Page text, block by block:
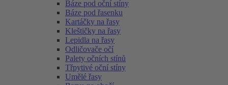
Báze pod oční stíny
Báze pod řasenku
Kartáčky na řasy
Kleštičky na řasy
Lepidla na řasy
Odličovače očí
Palety očních stínů
Třpytivé oční stíny
Umělé řasy